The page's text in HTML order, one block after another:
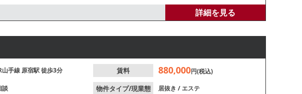
詳細を見る
山手線 原宿駅徒歩3分 賃料 880,000円(税込)
談 物件タイプ/現業態 居抜き / エステ